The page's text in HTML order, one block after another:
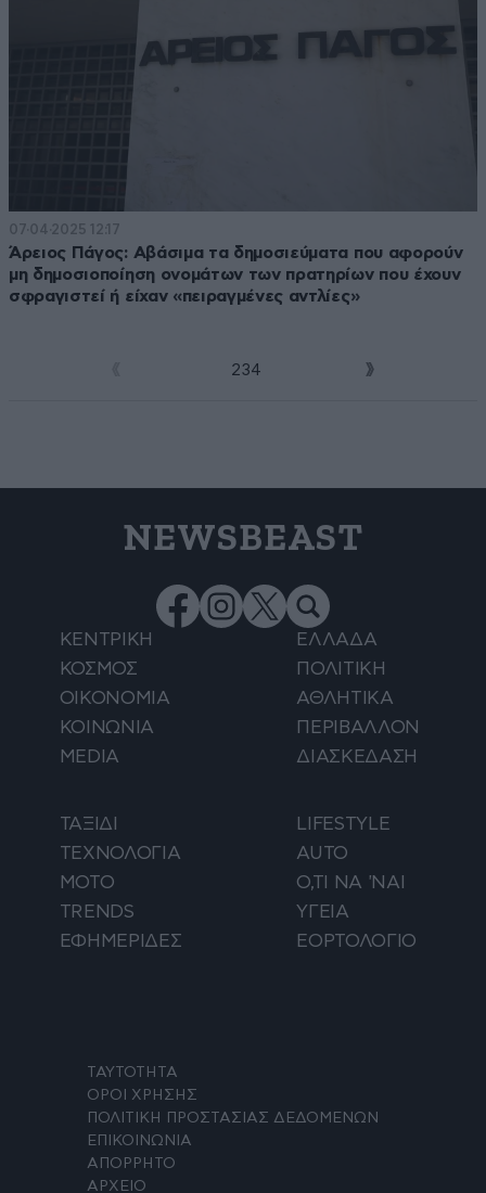
07·04·2025 12:17
Άρειος Πάγος: Αβάσιμα τα δημοσιεύματα που αφορούν
μη δημοσιοποίηση ονομάτων των πρατηρίων που έχουν
σφραγιστεί ή είχαν «πειραγμένες αντλίες»
234
NEWSBEAST
ΚΕΝΤΡΙΚΗ
ΕΛΛΑΔΑ
ΚΟΣΜΟΣ
ΠΟΛΙΤΙΚΗ
ΟΙΚΟΝΟΜΙΑ
ΑΘΛΗΤΙΚΑ
ΚΟΙΝΩΝΙΑ
ΠΕΡΙΒΑΛΛΟΝ
MEDIA
ΔΙΑΣΚΕΔΑΣΗ
ΤΑΞΙΔΙ
LIFESTYLE
ΤΕΧΝΟΛΟΓΙΑ
AUTO
ΜΟΤΟ
Ο,ΤΙ ΝΑ 'ΝΑΙ
TRENDS
ΥΓΕΙΑ
ΕΦΗΜΕΡΙΔΕΣ
ΕΟΡΤΟΛΟΓΙΟ
ΤΑΥΤΟΤΗΤΑ
ΟΡΟΙ ΧΡΗΣΗΣ
ΠΟΛΙΤΙΚΗ ΠΡΟΣΤΑΣΙΑΣ ΔΕΔΟΜΕΝΩΝ
ΕΠΙΚΟΙΝΩΝΙΑ
ΑΠΟΡΡΗΤΟ
ΑΡΧΕΙΟ